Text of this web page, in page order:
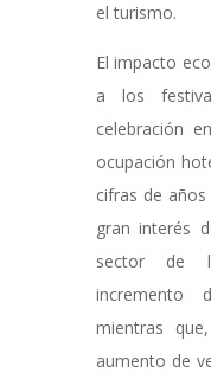
el turismo.
El impacto
a los
celebración
ocupación
cifras de
gran interés
sector de
incremento
mientras
aumento de